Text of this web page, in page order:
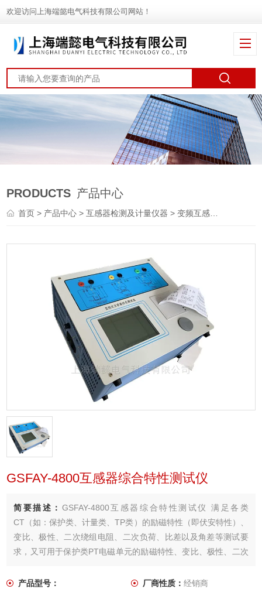
欢迎访问上海端懿电气科技有限公司网站！
PRODUCTS 产品中心
首页> 产品中心 >互感器检测及计量仪器 >变频互感器测试仪
GSFAY-4800互感器综合特性测试仪
简要描述： GSFAY-4800互感器综合特性测试仪 满足各类
CT（如：保护类、计量类、TP类）的励磁特性（即伏安特性）、
变比、极性、二次绕组电阻、二次负荷、比差以及角差等测试要
求，又可用于保护类PT电磁单元的励磁特性、变比、极性、二次
产品型号：
厂商性质： 经销商